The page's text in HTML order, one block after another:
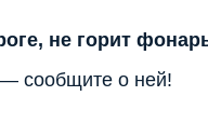
не горит
сообщите о ней!